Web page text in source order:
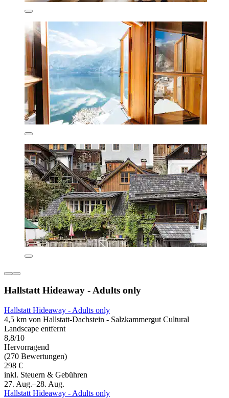
Hallstatt Hideaway - Adults only
Hallstatt Hideaway - Adults only
4,5 km von Hallstatt-Dachstein - Salzkammergut Cultural
Landscape entfernt
8,8/10
Hervorragend
(270 Bewertungen)
298 €
inkl. Steuern & Gebühren
27. Aug.–28. Aug.
Hallstatt Hideaway - Adults only